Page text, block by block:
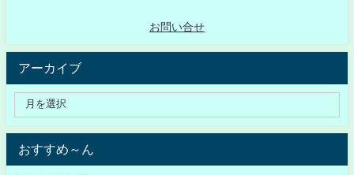
お問い合せ
アーカイブ
おすすめ～ん